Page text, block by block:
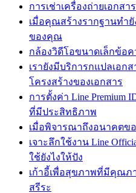
การเช่าเครื่องถ่ายเอกส
เมื่อคุณสร้างรากฐานทํายั
ของคุณ
กล้องวิดีโอขนาดเล็กข้อ
เรายังมีบริการกแปลเอก
โครงสร้างของเอกสาร
การตั้งค่า Line Premium
ที่มีประสิทธิภาพ
เมื่อพิจารณาถึงอนาคตขอ
เจาะลึกใช้งาน Line
ใช้ยังไงให้ปัง
เก้าอี้เพื่อสุขภาพที่มีคุณภ
สรีระ